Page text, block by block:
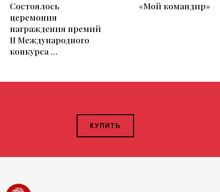
Состоялось
церемония
награждения премий
II Международного
конкурса …
«Мой командир»
КУПИТЬ